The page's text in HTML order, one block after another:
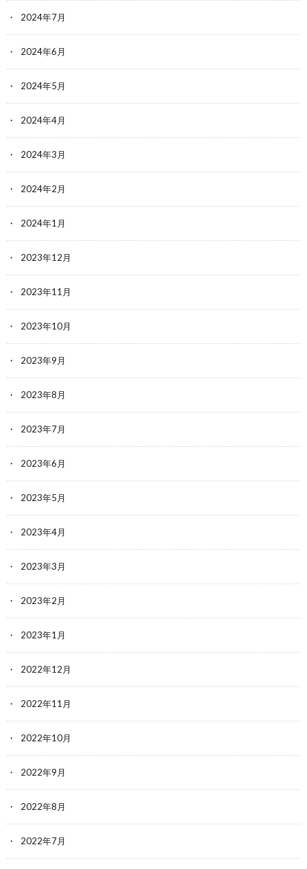
2024年7月
2024年6月
2024年5月
2024年4月
2024年3月
2024年2月
2024年1月
2023年12月
2023年11月
2023年10月
2023年9月
2023年8月
2023年7月
2023年6月
2023年5月
2023年4月
2023年3月
2023年2月
2023年1月
2022年12月
2022年11月
2022年10月
2022年9月
2022年8月
2022年7月